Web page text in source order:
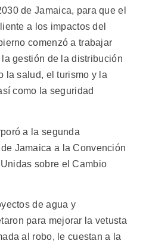
de Jamaica, para que el
a los impactos del
comenzó a trabajar
gestión de la distribución
la salud, el turismo y la
como la seguridad
a la segunda
Jamaica a la Convención
sobre el Cambio
de agua y
para mejorar la vetusta
al robo, le cuestan a la